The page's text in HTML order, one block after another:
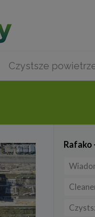
Czystsze
Rafako
Dla